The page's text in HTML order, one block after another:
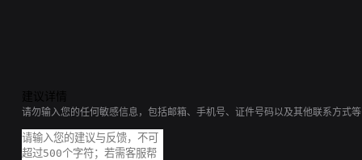
请勿输入您的任何敏感信息，包括邮箱、手机号、证件号码以及其他联系方式等